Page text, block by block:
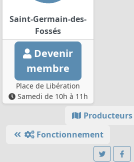
Saint-Germain-des-
Fossés
Devenir
membre
Place de Libération
Samedi de 10h à 11h
Fonctionnement